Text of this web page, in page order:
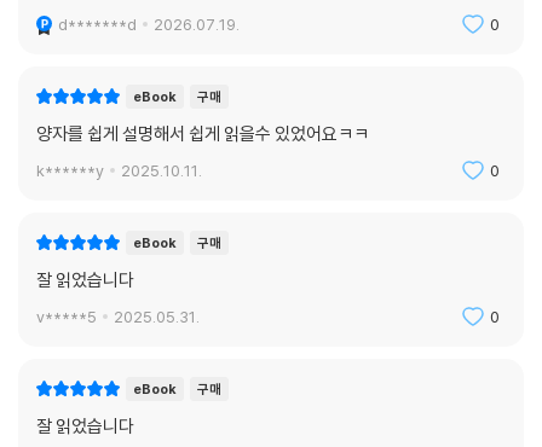
d*******d 2026.07.19. 0
eBook 구매
양자를 쉽게 설명해서 쉽게 읽을수 있었어요ㅋㅋ
k******y 2025.10.11. 0
eBook 구매
잘 읽었습니다
v*****5 2025.05.31. 0
eBook 구매
잘 읽었습니다